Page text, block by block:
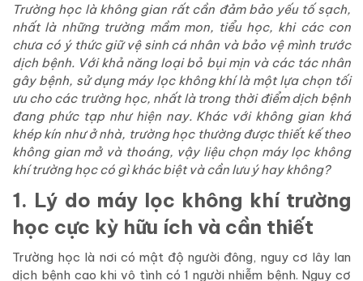
Trường học là không gian rất cần đảm bảo yếu tố sạch,
nhất là những trường mầm mon, tiểu học, khi các con
chưa có ý thức giữ vệ sinh cá nhân và bảo vệ mình trước
dịch bệnh. Với khả năng loại bỏ bụi mịn và các tác nhân
gây bệnh, sử dụng máy lọc không khí là một lựa chọn tối
ưu cho các trường học, nhất là trong thời điểm dịch bệnh
đang phức tạp như hiện nay. Khác với không gian khá
khép kín như ở nhà, trường học thường được thiết kế theo
không gian mở và thoáng, vậy liệu chọn máy lọc không
khí trường học có gì khác biệt và cần lưu ý hay không?
1. Lý do máy lọc không khí trường
học cực kỳ hữu ích và cần thiết
Trường học là nơi có mật độ người đông, nguy cơ lây lan
dịch bệnh cao khi vô tình có 1 người nhiễm bệnh. Nguy cơ